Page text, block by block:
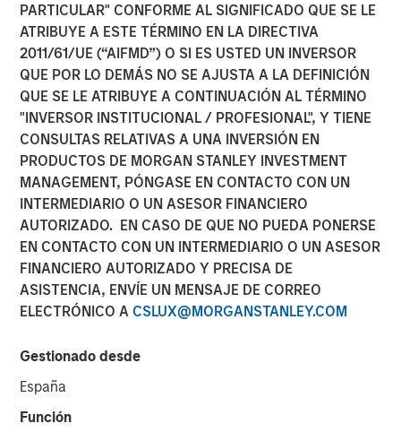
PARTICULAR" CONFORME AL SIGNIFICADO QUE SE LE
ATRIBUYE A ESTE TÉRMINO EN LA DIRECTIVA
2011/61/UE (“AIFMD”) O SI ES USTED UN INVERSOR
QUE POR LO DEMÁS NO SE AJUSTA A LA DEFINICIÓN
QUE SE LE ATRIBUYE A CONTINUACIÓN AL TÉRMINO
"INVERSOR INSTITUCIONAL / PROFESIONAL", Y TIENE
CONSULTAS RELATIVAS A UNA INVERSIÓN EN
PRODUCTOS DE MORGAN STANLEY INVESTMENT
MANAGEMENT, PÓNGASE EN CONTACTO CON UN
INTERMEDIARIO O UN ASESOR FINANCIERO
AUTORIZADO. EN CASO DE QUE NO PUEDA PONERSE
EN CONTACTO CON UN INTERMEDIARIO O UN ASESOR
FINANCIERO AUTORIZADO Y PRECISA DE
ASISTENCIA, ENVÍE UN MENSAJE DE CORREO
ELECTRÓNICO A CSLUX@MORGANSTANLEY.COM
Gestionado desde
España
Función
INSIGHTS
Growth, Value or Both?
What the 2026 Russell
Reconstitution Means for
Investors
15 JUNIO 2026
The Author